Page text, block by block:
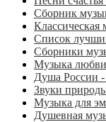
Сборник
Классическая
Список
Сборники
Музыка любви
Душа России -
Звуки
Музыка для
Душевная